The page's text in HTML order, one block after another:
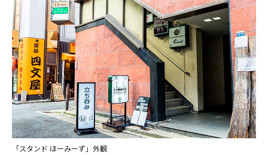
「スタンド ほーみーず」外観